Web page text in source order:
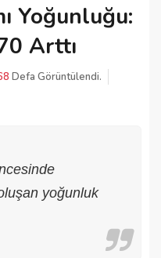
Yoğunluğu:
Arttı
Defa Görüntülendi.
yoğunluk